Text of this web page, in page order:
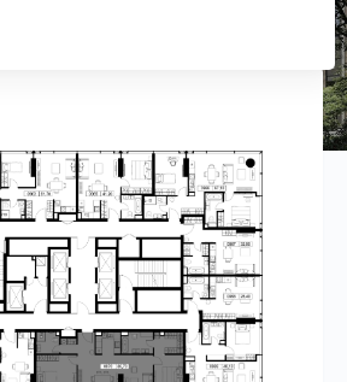
страницу жилого комплекса